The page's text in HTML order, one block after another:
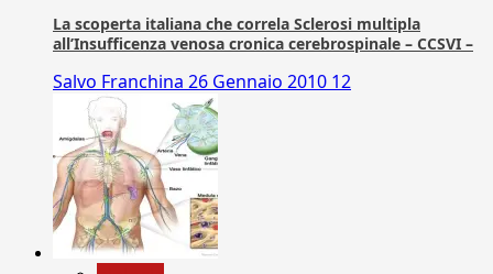
La scoperta italiana che correla Sclerosi multipla
all’Insufficenza venosa cronica cerebrospinale – CCSVI –
Salvo Franchina 26 Gennaio 2010 12